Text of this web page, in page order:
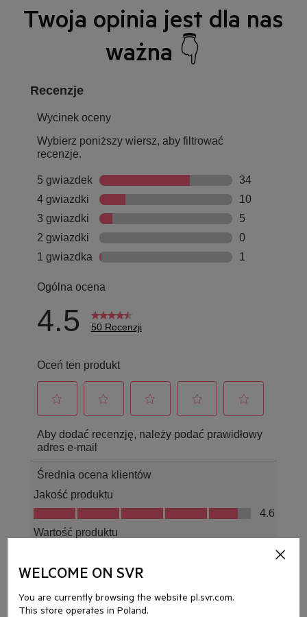
WELCOME ON SVR
You are currently browsing the website pl.svr.com.
This store operates in Poland.
Twoja opinia jest dla nas
ważna 👇